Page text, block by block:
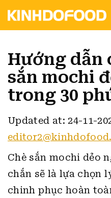
Hướng dẫn
sắn mochi
trong 30
Updated at: 24-11-
Chè sắn mochi dẻo
chắn sẽ là lựa chọn
chinh phục hoàn